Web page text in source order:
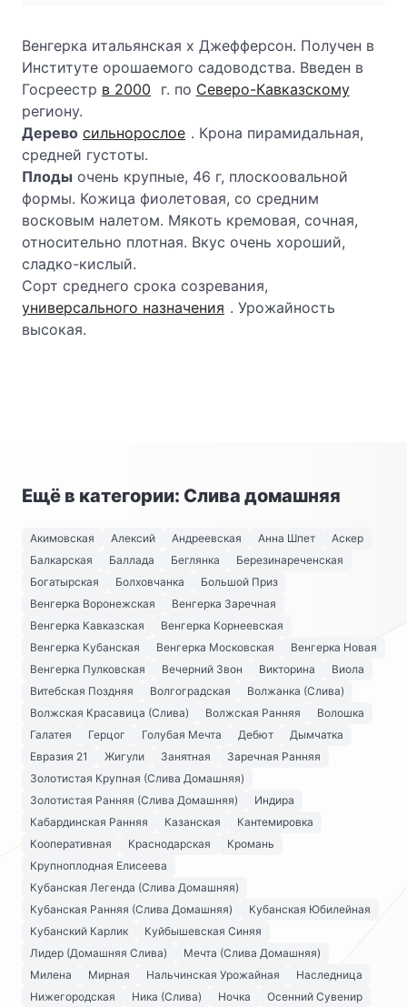
Венгерка итальянская х Джефферсон. Получен в
Институте орошаемого садоводства. Введен в
Госреестр в 2000 г. по Северо-Кавказскому
региону.
Дерево сильнорослое . Крона пирамидальная,
средней густоты.
Плоды очень крупные, 46 г, плоскоовальной
формы. Кожица фиолетовая, со средним
восковым налетом. Мякоть кремовая, сочная,
относительно плотная. Вкус очень хороший,
сладко-кислый.
Сорт среднего срока созревания,
универсального назначения . Урожайность
высокая.
Ещё в категории: Слива домашняя
Акимовская Алексий Андреевская Анна Шпет
Аскер
Балкарская
Баллада Беглянка
Березинареченская
Богатырская
Болховчанка
Большой Приз
Венгерка Воронежская
Венгерка Заречная
Венгерка Кавказская
Венгерка Корнеевская
Венгерка Кубанская
Венгерка Московская
Венгерка Новая
Венгерка Пулковская
Вечерний Звон Викторина
Виола
Витебская Поздняя
Волгоградская
Волжанка (Слива)
Волжская Красавица (Слива)
Волжская Ранняя
Волошка
Галатея
Герцог Голубая Мечта Дебют
Дымчатка
Евразия 21
Жигули Занятная
Заречная Ранняя
Золотистая Крупная (Слива Домашняя)
Золотистая Ранняя (Слива Домашняя)
Индира
Кабардинская Ранняя
Казанская
Кантемировка
Кооперативная
Краснодарская
Кромань
Крупноплодная Елисеева
Кубанская Легенда (Слива Домашняя)
Кубанская Ранняя (Слива Домашняя)
Кубанская Юбилейная
Кубанский Карлик
Куйбышевская Синяя
Лидер (Домашняя Слива)
Мечта (Слива Домашняя)
Милена
Мирная Нальчинская Урожайная
Наследница
Нижегородская
Ника (Слива) Ночка
Осенний Сувенир